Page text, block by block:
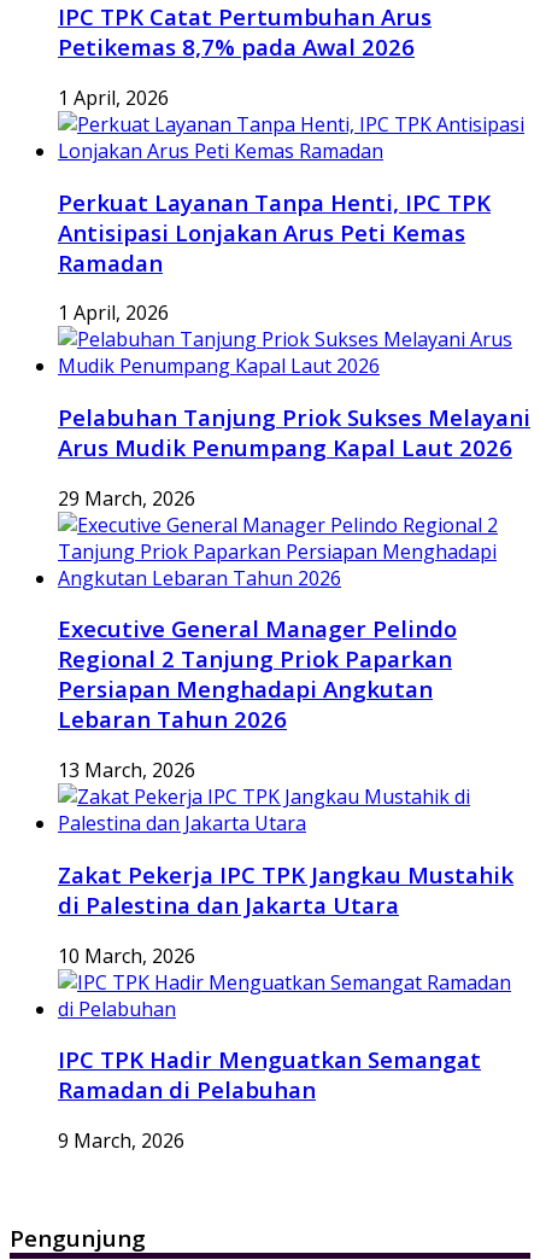
IPC TPK Catat Pertumbuhan Arus
Petikemas 8,7% pada Awal 2026
1 April, 2026
Perkuat Layanan Tanpa Henti, IPC TPK
Antisipasi Lonjakan Arus Peti Kemas
Ramadan
1 April, 2026
Pelabuhan Tanjung Priok Sukses Melayani
Arus Mudik Penumpang Kapal Laut 2026
29 March, 2026
Executive General Manager Pelindo
Regional 2 Tanjung Priok Paparkan
Persiapan Menghadapi Angkutan
Lebaran Tahun 2026
13 March, 2026
Zakat Pekerja IPC TPK Jangkau Mustahik
di Palestina dan Jakarta Utara
10 March, 2026
IPC TPK Hadir Menguatkan Semangat
Ramadan di Pelabuhan
9 March, 2026
Pengunjung